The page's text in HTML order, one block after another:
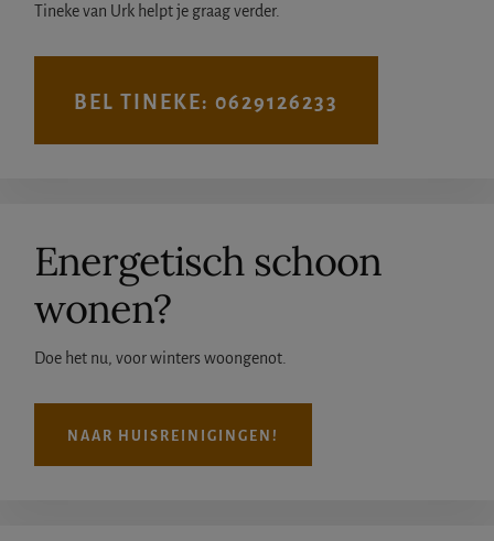
Tineke van Urk helpt je graag verder.
BEL TINEKE: 0629126233
Energetisch schoon
wonen?
Doe het nu, voor winters woongenot.
NAAR HUISREINIGINGEN!